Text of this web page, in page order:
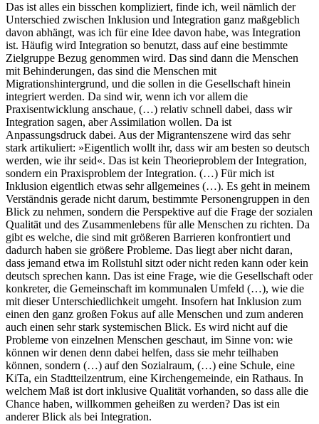
Das ist alles ein bisschen kompliziert, finde ich, weil nämlich der
Unterschied zwischen Inklusion und Integration ganz maßgeblich
davon abhängt, was ich für eine Idee davon habe, was Integration
ist. Häufig wird Integration so benutzt, dass auf eine bestimmte
Zielgruppe Bezug genommen wird. Das sind dann die Menschen
mit Behinderungen, das sind die Menschen mit
Migrationshintergrund, und die sollen in die Gesellschaft hinein
integriert werden. Da sind wir, wenn ich vor allem die
Praxisentwicklung anschaue, (…) relativ schnell dabei, dass wir
Integration sagen, aber Assimilation wollen. Da ist
Anpassungsdruck dabei. Aus der Migrantenszene wird das sehr
stark artikuliert: »Eigentlich wollt ihr, dass wir am besten so deutsch
werden, wie ihr seid«. Das ist kein Theorieproblem der Integration,
sondern ein Praxisproblem der Integration. (…) Für mich ist
Inklusion eigentlich etwas sehr allgemeines (…). Es geht in meinem
Verständnis gerade nicht darum, bestimmte Personengruppen in den
Blick zu nehmen, sondern die Perspektive auf die Frage der sozialen
Qualität und des Zusammenlebens für alle Menschen zu richten. Da
gibt es welche, die sind mit größeren Barrieren konfrontiert und
dadurch haben sie größere Probleme. Das liegt aber nicht daran,
dass jemand etwa im Rollstuhl sitzt oder nicht reden kann oder kein
deutsch sprechen kann. Das ist eine Frage, wie die Gesellschaft oder
konkreter, die Gemeinschaft im kommunalen Umfeld (…), wie die
mit dieser Unterschiedlichkeit umgeht. Insofern hat Inklusion zum
einen den ganz großen Fokus auf alle Menschen und zum anderen
auch einen sehr stark systemischen Blick. Es wird nicht auf die
Probleme von einzelnen Menschen geschaut, im Sinne von: wie
können wir denen denn dabei helfen, dass sie mehr teilhaben
können, sondern (…) auf den Sozialraum, (…) eine Schule, eine
KiTa, ein Stadtteilzentrum, eine Kirchengemeinde, ein Rathaus. In
welchem Maß ist dort inklusive Qualität vorhanden, so dass alle die
Chance haben, willkommen geheißen zu werden? Das ist ein
anderer Blick als bei Integration.